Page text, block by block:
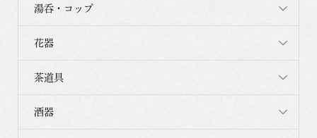
湯呑・コップ
花器
茶道具
酒器